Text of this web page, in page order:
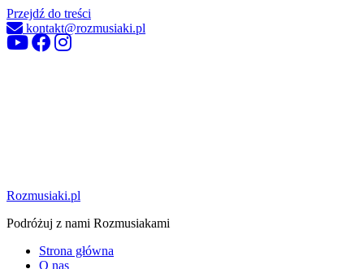
Przejdź do treści
kontakt@rozmusiaki.pl
Rozmusiaki.pl
Podróżuj z nami Rozmusiakami
Strona główna
O nas